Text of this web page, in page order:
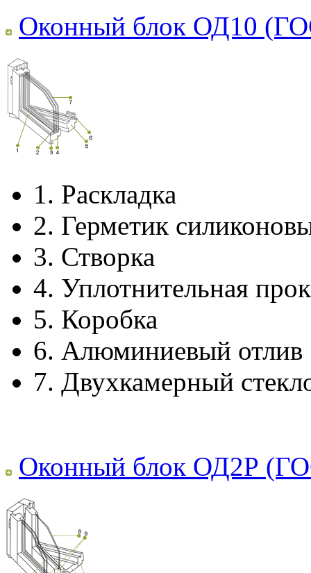
Оконный блок ОД10
1. Раскладка
2. Герметик
3. Створка
4. Уплотнительная
5. Коробка
6. Алюминиевый отлив
7. Двухкамерный
Оконный блок ОД2Р